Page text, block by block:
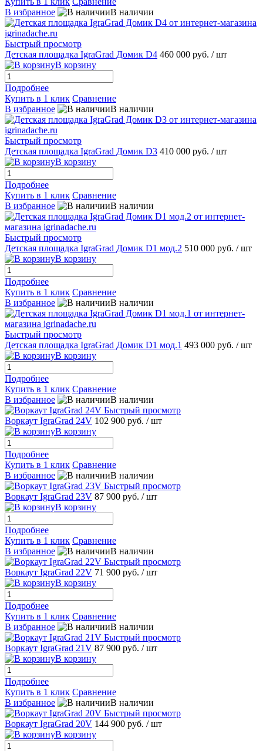
В избранное
В наличии
Быстрый просмотр
Детская площадка IgraGrad Домик D4 460 000 руб. / шт
В корзину
Подробнее
Купить в 1 клик Сравнение
В избранное
В наличии
Быстрый просмотр
Детская площадка IgraGrad Домик D3 410 000 руб. / шт
В корзину
Подробнее
Купить в 1 клик Сравнение
В избранное
В наличии
Быстрый просмотр
Детская площадка IgraGrad Домик D1 мод.2 510 000 руб. / шт
В корзину
Подробнее
Купить в 1 клик Сравнение
В избранное
В наличии
Быстрый просмотр
Детская площадка IgraGrad Домик D1 мод.1 493 000 руб. / шт
В корзину
Подробнее
Купить в 1 клик Сравнение
В избранное
В наличии
Быстрый просмотр
Воркаут IgraGrad 24V 102 900 руб. / шт
В корзину
Подробнее
Купить в 1 клик Сравнение
В избранное
В наличии
Быстрый просмотр
Воркаут IgraGrad 23V 87 900 руб. / шт
В корзину
Подробнее
Купить в 1 клик Сравнение
В избранное
В наличии
Быстрый просмотр
Воркаут IgraGrad 22V 71 900 руб. / шт
В корзину
Подробнее
Купить в 1 клик Сравнение
В избранное
В наличии
Быстрый просмотр
Воркаут IgraGrad 21V 87 900 руб. / шт
В корзину
Подробнее
Купить в 1 клик Сравнение
В избранное
В наличии
Быстрый просмотр
Воркаут IgraGrad 20V 144 900 руб. / шт
В корзину